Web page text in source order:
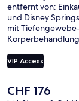
entfernt von:
und Disney
mit
serviert. Anderen
Personal sehr gut.
VIP Access
Der
CHF 176